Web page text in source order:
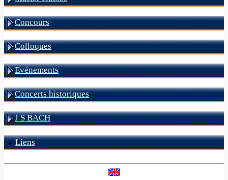
Concours
Colloques
Evénements
Concerts historiques
J S BACH
Liens